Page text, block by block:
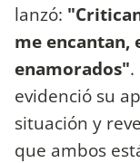
lanzó:
me encantan,
enamorados"
evidenció su
situación y
que ambos